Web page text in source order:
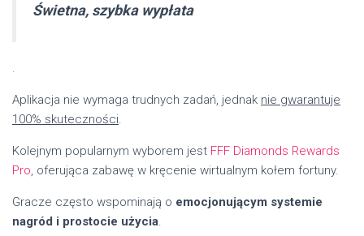
Świetna, szybka wypłata
.
Aplikacja nie wymaga trudnych zadań, jednak nie gwarantuje
100% skuteczności.
Kolejnym popularnym wyborem jest FFF Diamonds Rewards
Pro, oferująca zabawę w kręcenie wirtualnym kołem fortuny.
Gracze często wspominają o emocjonującym systemie
nagród i prostocie użycia.